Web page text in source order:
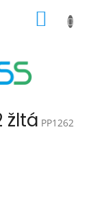
žltá PP1262